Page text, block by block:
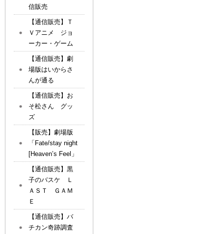
信販売
【通信販売】Ｔ
Ｖアニメ ジョ
ーカー・ゲーム
【通信販売】劇
場版はいからさ
んが通る
【通信販売】お
そ松さん グッ
ズ
【販売】劇場版
「Fate/stay night
[Heaven’s Feel」
【通信販売】黒
子のバスケ Ｌ
ＡＳＴ ＧＡＭ
Ｅ
【通信販売】バ
チカン奇跡調査